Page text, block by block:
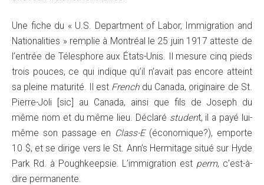
Une fiche du « U.S. Department of Labor, Immigration and
Nationalities » remplie à Montréal le 25 juin 1917 atteste de
l’entrée de Télesphore aux États-Unis. Il mesure cinq pieds
trois pouces, ce qui indique qu’il n’avait pas encore atteint
sa pleine maturité. Il est French du Canada, originaire de St.
Pierre-Joli [sic] au Canada, ainsi que fils de Joseph du
même nom et du même lieu. Déclaré student, il a payé lui-
même son passage en Class-E(économique?), emporte
10 $, et se dirige vers le St. Ann’s Hermitage situé sur Hyde
Park Rd. à Poughkeepsie. L’immigration est perm, c’est-à-
dire permanente.